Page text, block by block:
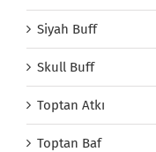
Siyah Buff
Skull Buff
Toptan Atkı
Toptan Baf